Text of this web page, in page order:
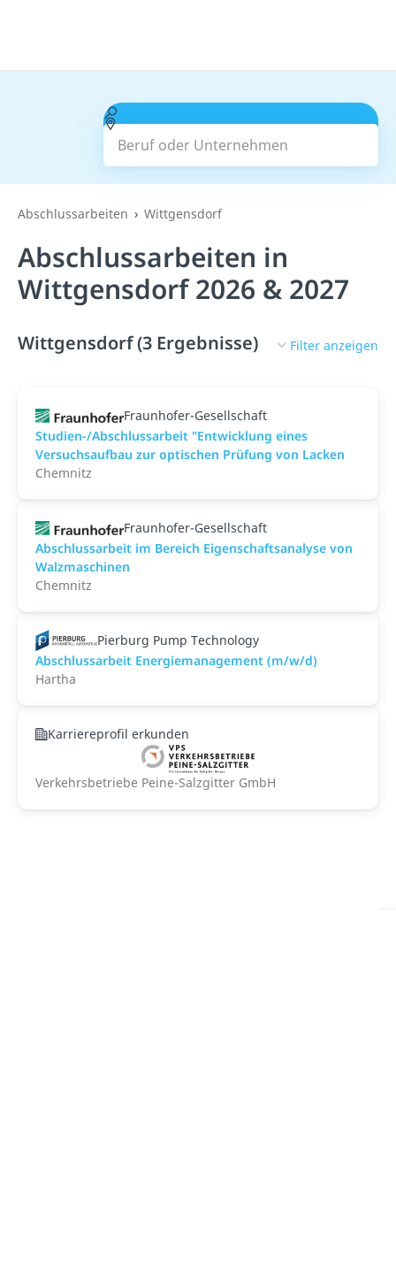
Beruf oder Unternehmen
Suchen
Abschlussarbeiten Wittgensdorf
Abschlussarbeiten in
Wittgensdorf 2026 & 2027
Wittgensdorf (3 Ergebnisse) Filter anzeigen
Fraunhofer-Gesellschaft
Studien-/Abschlussarbeit "Entwicklung eines
Versuchsaufbau zur optischen Prüfung von Lacken
Chemnitz
Fraunhofer-Gesellschaft
Abschlussarbeit im Bereich Eigenschaftsanalyse von
Walzmaschinen
Chemnitz
Pierburg Pump Technology
Abschlussarbeit Energiemanagement (m/w/d)
Hartha
Karriereprofil erkunden
Verkehrsbetriebe Peine-Salzgitter GmbH